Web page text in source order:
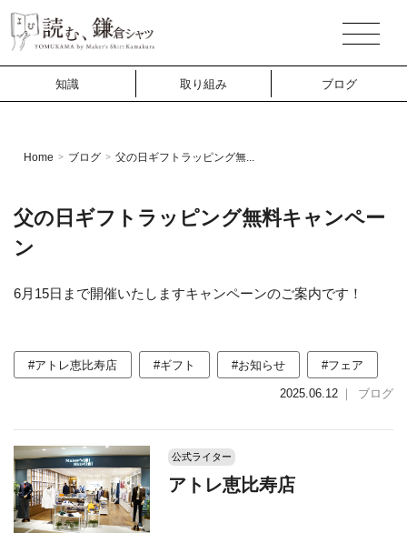
知識 取り組み ブログ
Home > ブログ > 父の日ギフトラッピング無...
父の日ギフトラッピング無料キャンペー
ン
6月15日まで開催いたしますキャンペーンのご案内です！
#アトレ恵比寿店 #ギフト #お知らせ #フェア
2025.06.12 ｜ ブログ
公式ライター
アトレ恵比寿店